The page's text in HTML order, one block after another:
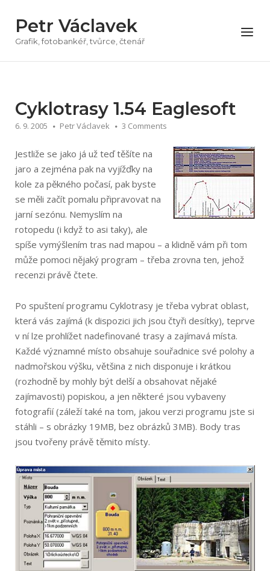
obsah
Petr Václavek
Grafik, fotobankéř, tvůrce, čtenář
Menu
Cyklotrasy 1.54 Eaglesoft
6. 9. 2005 Petr Václavek 3 Comments
Jestliže se jako já už teď těšíte na
jaro a zejména pak na vyjížďky na
kole za pěkného počasí, pak byste
se měli začít pomalu připravovat na
jarní sezónu. Nemyslím na
rotopedu (i když to asi taky), ale
spíše vymýšlením tras nad mapou – a klidně vám při tom
může pomoci nějaký program – třeba zrovna ten, jehož
recenzi právě čtete.
Po spuštení programu Cyklotrasy je třeba vybrat oblast,
která vás zajímá (k dispozici jich jsou čtyři desítky), teprve
v ní lze prohlížet nadefinované trasy a zajímavá místa.
Každé významné místo obsahuje souřadnice své polohy a
nadmořskou výšku, většina z nich disponuje i krátkou
(rozhodně by mohly být delší a obsahovat nějaké
zajímavosti) popiskou, a jen některé jsou vybaveny
fotografií (záleží také na tom, jakou verzi programu jste si
stáhli – s obrázky 19MB, bez obrázků 3MB). Body tras
jsou tvořeny právě těmito místy.